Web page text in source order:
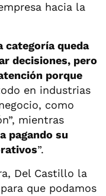
hacia la
categoría queda
decisiones, pero
porque
en industrias
como
mientras
pagando su
”.
Del Castillo la
que podamos